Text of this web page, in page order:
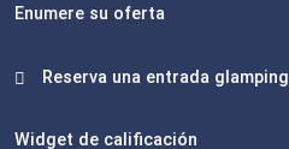
Enumere su oferta
Reserva una entrada glamping
Widget de calificación